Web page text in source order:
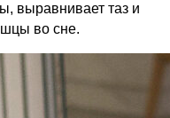
выравнивает таз и
во сне.